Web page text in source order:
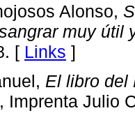
Alonso,
muy útil
[ Links ]
El libro del
, Imprenta Julio